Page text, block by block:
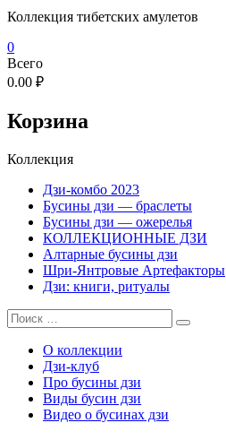
Коллекция тибетских амулетов
0
Всего
0.00 ₽
Корзина
Коллекция
Дзи-комбо 2023
Бусины дзи — браслеты
Бусины дзи — ожерелья
КОЛЛЕКЦИОННЫЕ ДЗИ
Алтарные бусины дзи
Шри-Янтровые Артефакторы
Дзи: книги, ритуалы
О коллекции
Дзи-клуб
Про бусины дзи
Виды бусин дзи
Видео о бусинах дзи